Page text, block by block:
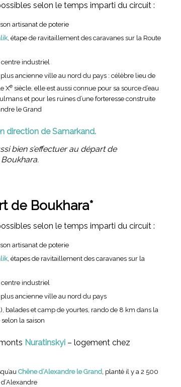
selon le temps imparti du circuit :
artisanat de poterie
, étape de ravitaillement des caravanes sur la Route
centre industriel
plus ancienne ville au nord du pays : célèbre lieu de
Xe siècle, elle est aussi connue pour sa source d’eau
et pour les ruines d’une forteresse construite
le Grand
direction de Samarkand.
bien s’effectuer au départ de
de Boukhara*
selon le temps imparti du circuit :
artisanat de poterie
, étapes de ravitaillement des caravanes sur la
centre industriel
plus ancienne ville au nord du pays
balades et camp de yourtes, rando de 8 km dans la
la saison
Nuratinskyi – logement chez
Chêne d’Alexandre le Grand, planté il y a 2 500